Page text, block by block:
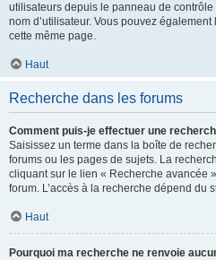
utilisateurs depuis le panneau de
nom d’utilisateur. Vous pouvez
cette même page.
Haut
Recherche dans les forums
Comment puis-je effectuer une
Saisissez un terme dans la boîte de
forums ou les pages de sujets. La
cliquant sur le lien « Recherche avancée
forum. L’accès à la recherche dépend du
Haut
Pourquoi ma recherche ne renvoie